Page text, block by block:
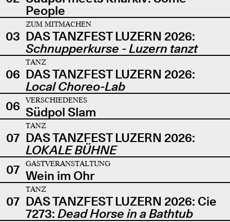
People
03
ZUM MITMACHEN
DAS TANZFEST LUZERN 2026:
Schnupperkurse - Luzern tanzt
06
TANZ
DAS TANZFEST LUZERN 2026:
Local Choreo-Lab
06
VERSCHIEDENES
Südpol Slam
07
TANZ
DAS TANZFEST LUZERN 2026:
LOKALE BÜHNE
07
GASTVERANSTALTUNG
Wein im Ohr
07
TANZ
DAS TANZFEST LUZERN 2026: Cie
7273: Dead Horse in a Bathtub